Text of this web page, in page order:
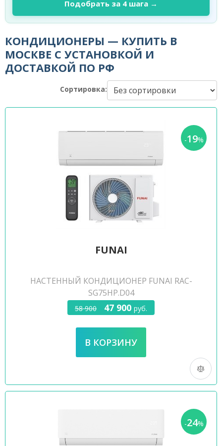
Подобрать за 4 шага →
КОНДИЦИОНЕРЫ — КУПИТЬ В
МОСКВЕ С УСТАНОВКОЙ И
ДОСТАВКОЙ ПО РФ
Сортировка:
-19%
FUNAI
НАСТЕННЫЙ КОНДИЦИОНЕР FUNAI RAC-
SG75HP.D04
58 900 47 900 руб.
-24%